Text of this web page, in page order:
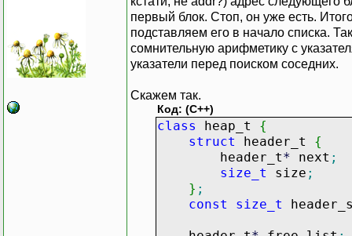
первый блок. Стоп, он уже есть.
подставляем его в начало списка.
сомнительную арифметику с
указатели перед поиском соседних.
Скажем так.
Код: (C++)
class heap_t {
struct
header_t {
header_t* next ;
size_t
size ;
} ;
const
size_t